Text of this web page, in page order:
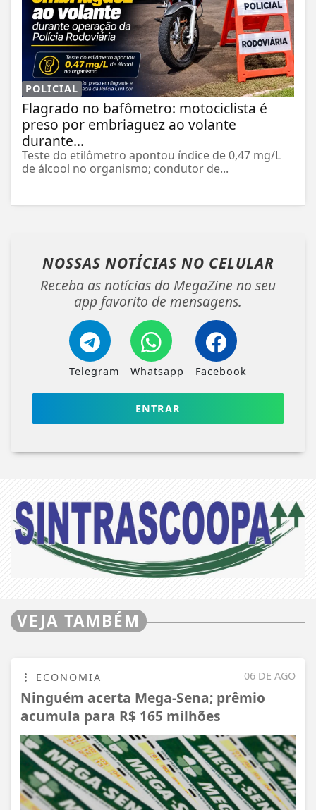
POLICIAL
Flagrado no bafômetro: motociclista é
preso por embriaguez ao volante
durante...
Teste do etilômetro apontou índice de 0,47 mg/L
de álcool no organismo; condutor de...
NOSSAS NOTÍCIAS NO CELULAR
Receba as notícias do MegaZine no seu
app favorito de mensagens.
Telegram Whatsapp Facebook
ENTRAR
VEJA TAMBÉM
06 DE AGO
ECONOMIA
Ninguém acerta Mega-Sena; prêmio
acumula para R$ 165 milhões